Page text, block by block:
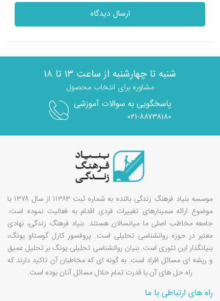
ارسال دیدگاه
شنبه تا چهارشنبه از ساعت ۱۳ تا ۱۸
مشاوره برای انتخاب محصول
پاسخگویی به سوالات آموزشی
۰۲۱-۸۸۷۳۸۱۸۰
موسسه بنیاد فرهنگ زندگی بالنده به شماره ثبت ۱۱۳۸۳ از سال ۱۳۷۸ با
موضوع ارائه سمینارهای تغییرات فردی اقدام به فعالیت نموده است.
جامعه مخاطب اصلی ما میانسالان هستند. بنیاد فرهنگ زندگی، نهادی
معتبر در حوزه روانشناسی تحلیلی است. پروفسور کارل گوستاو یونگ،
بنیانگذار این تئوری است. بنیان روانشناسی تحلیلی یونگ بر تحلیل عمیق
و ریشه ای مسائل افراد است. به گونه ای که مخاطبان آن تاکید دارند که
راه حل های آن با قدرت تمام حلال مسائل آنان بوده است.
راه های ارتباطی با ما